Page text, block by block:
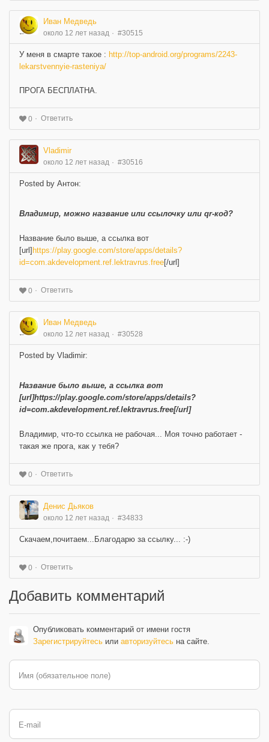
Иван Медведь
около 12 лет назад #30515
У меня в смарте такое : http://top-android.org/programs/2243-
lekarstvennyie-rasteniya/
ПРОГА БЕСПЛАТНА.
0 Ответить
Vladimir
около 12 лет назад #30516
Posted by Антон:
Владимир, можно название или ссылочку или qr-код?
Название было выше, а ссылка вот
[url] https://play.google.com/store/apps/details?
id=com.akdevelopment.ref.lektravrus.free[/url]
0 Ответить
Иван Медведь
около 12 лет назад #30528
Posted by Vladimir:
Название было выше, а ссылка вот
[url]https://play.google.com/store/apps/details?
id=com.akdevelopment.ref.lektravrus.free[/url]
Владимир, что-то ссылка не рабочая... Моя точно работает -
такая же прога, как у тебя?
0 Ответить
Денис Дьяков
около 12 лет назад #34833
Скачаем,почитаем...Благодарю за ссылку... :-)
0 Ответить
Добавить комментарий
Опубликовать комментарий от имени гостя
Зарегистрируйтесь или авторизуйтесь на сайте.
Имя (обязательное поле)
E-mail